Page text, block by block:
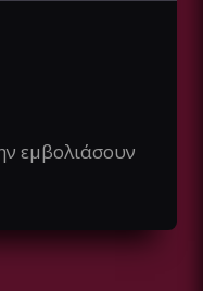
εμβολιάσουν